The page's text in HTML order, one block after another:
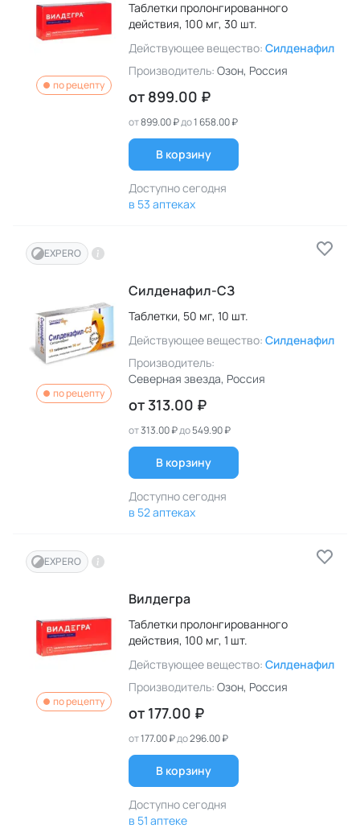
по рецепту
Таблетки пролонгированного
действия, 100 мг, 30 шт.
Действующее вещество: Силденафил
Производитель: Озон, Россия
от 899.00 ₽
от899.00 ₽до1 658.00 ₽
В корзину
Доступно сегодня
в 53 аптеках
EXPERO
по рецепту
Силденафил-СЗ
Таблетки, 50 мг, 10 шт.
Действующее вещество: Силденафил
Производитель:
Северная звезда, Россия
от 313.00 ₽
от313.00 ₽до549.90 ₽
В корзину
Доступно сегодня
в 52 аптеках
EXPERO
по рецепту
Вилдегра
Таблетки пролонгированного
действия, 100 мг, 1 шт.
Действующее вещество: Силденафил
Производитель: Озон, Россия
от 177.00 ₽
от177.00 ₽до296.00 ₽
В корзину
Доступно сегодня
в 51 аптеке